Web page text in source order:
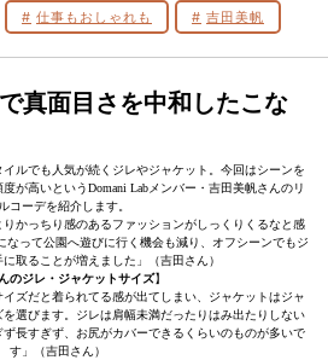
仕事もおしゃれも 吉田美帆
真面目さを中和したこな
ルでも人気が続くジレやジャケット。今回はシーンを
が高いというDomani Labメンバー・吉田美帆さんのリ
コーデを紹介します。
りかっちり感のあるファッションがしっくりくるなと感
なって公園へ遊びに行く機会も減り、オフシーンでもジ
取ることが増えました」（吉田さん）
のジレ・ジャケットサイズ】
イズだと着られてる感が出てしまい、ジャケットはジャ
選びます。ジレは肩幅未満だったりはみ出たりしない
長すぎず、お尻がカバーできるくらいのものが多いで
す」（吉田さん）